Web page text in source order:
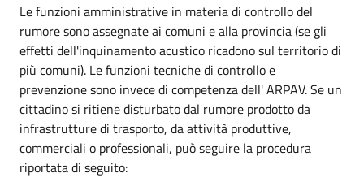
Le funzioni amministrative in materia di controllo del
rumore sono assegnate ai comuni e alla provincia (se gli
effetti dell'inquinamento acustico ricadono sul territorio di
più comuni). Le funzioni tecniche di controllo e
prevenzione sono invece di competenza dell' ARPAV. Se un
cittadino si ritiene disturbato dal rumore prodotto da
infrastrutture di trasporto, da attività produttive,
commerciali o professionali, può seguire la procedura
riportata di seguito: